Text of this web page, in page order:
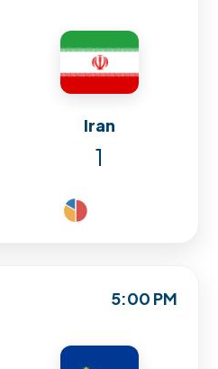
Iran
1
5:00 PM